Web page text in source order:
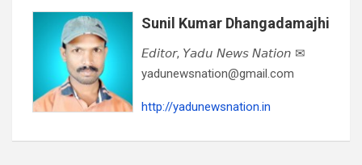
Sunil Kumar Dhangadamajhi
𝘌𝘥𝘪𝘵𝘰𝘳, 𝘠𝘢𝘥𝘶 𝘕𝘦𝘸𝘴 𝘕𝘢𝘵𝘪𝘰𝘯 ✉
yadunewsnation@gmail.com
http://yadunewsnation.in